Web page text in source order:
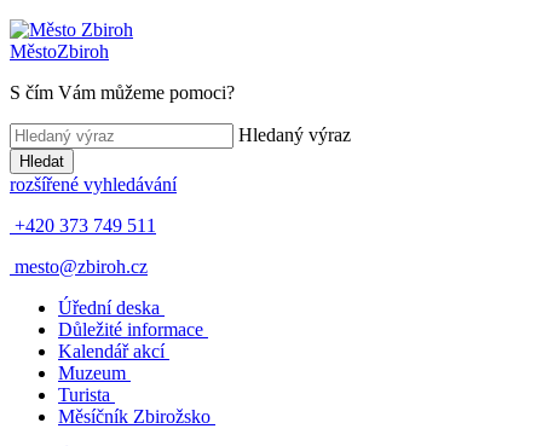
MěstoZbiroh
S čím Vám můžeme pomoci?
Hledaný výraz
Hledat
rozšířené vyhledávání
+420 373 749 511
mesto@zbiroh.cz
Úřední deska
Důležité informace
Kalendář akcí
Muzeum
Turista
Měsíčník Zbirožsko